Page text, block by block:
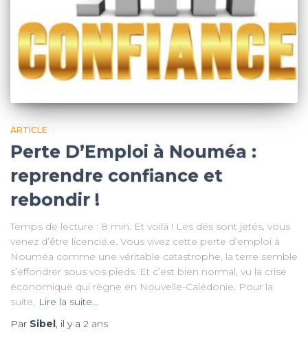
ARTICLE
Perte D’Emploi à Nouméa :
reprendre confiance et
rebondir !
Temps de lecture : 8 min. Et voilà ! Les dés sont jetés, vous
venez d’être licencié.e. Vous vivez cette perte d’emploi à
Nouméa comme une véritable catastrophe, la terre semble
s’effondrer sous vos pieds. Et c’est bien normal, vu la crise
économique qui règne en Nouvelle-Calédonie. Pour la
suite,
Lire la suite…
Par Sibel , il y a 2 ans